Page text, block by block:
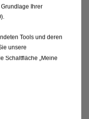
Ihrer
Tools und deren
unsere
Schaltfläche „Meine